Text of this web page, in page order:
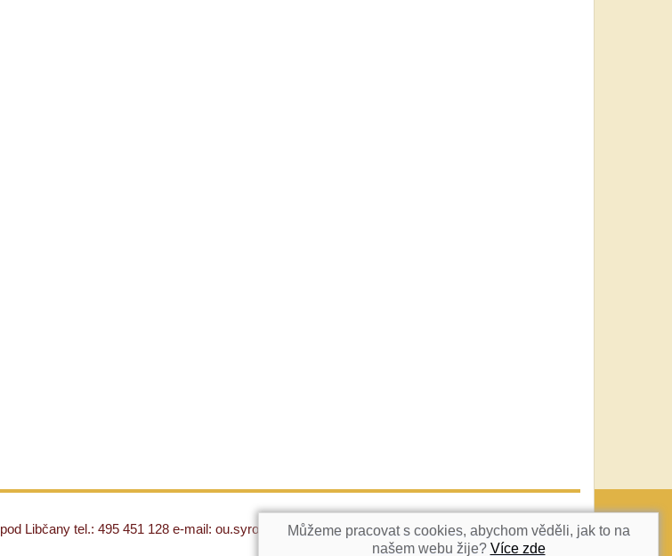
NAHORU
Libčany tel.: 495 451 128 e-mail: ou.syrovatka@c-box.czMůžeme pracovat s cookies, abychom věděli, jak to na
našem webu žije? Více zde